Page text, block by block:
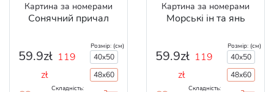
Картина за номерами
Сонячний причал
59.9zł 119
zł
Розмір: (см)
40x50
48x60
Складність:
Картина за номерами
Морські ін та янь
59.9zł 119
zł
Розмір: (см)
40x50
48x60
Складність: